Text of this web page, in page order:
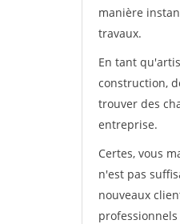
manière
travaux.
En tant
construction,
trouver des
entreprise.
Certes, vous
n'est pas
nouveaux